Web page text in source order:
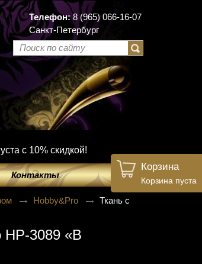
Телефон:8 (965) 066-16-07
Санкт-Петербург
с 10% скидкой!
Контакты
Корзина
Корзина пуста
Hobby&Pro
Ткань с
НР-3089 «В